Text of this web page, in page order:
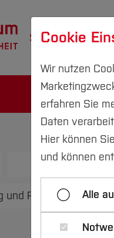
Studium
test
und Platzhalter
Cookie
Wir nutzen
erfahren Sie
Daten
Hier können
und können
Alle